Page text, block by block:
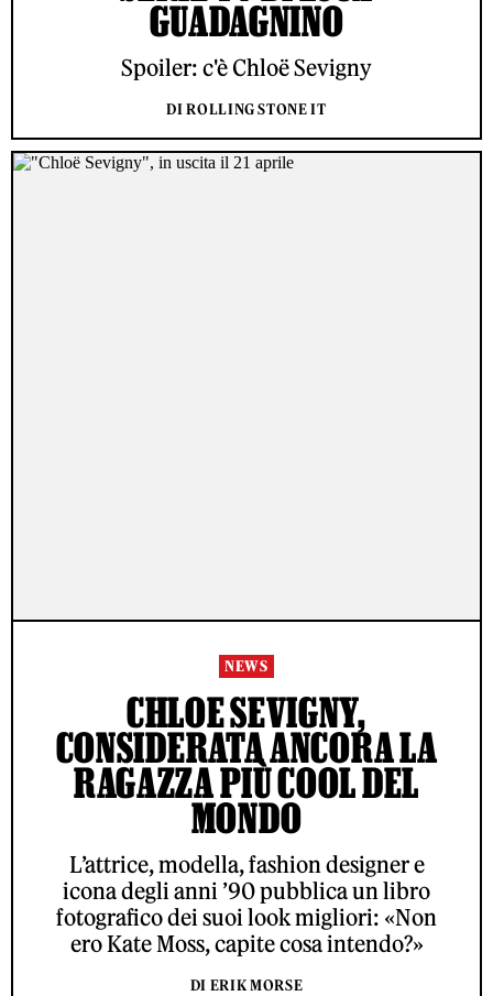
GUADAGNINO
Spoiler: c'è Chloë Sevigny
DI ROLLING STONE IT
NEWS
CHLOE SEVIGNY,
CONSIDERATA ANCORA LA
RAGAZZA PIÙ COOL DEL
MONDO
L’attrice, modella, fashion designer e
icona degli anni ’90 pubblica un libro
fotografico dei suoi look migliori: «Non
ero Kate Moss, capite cosa intendo?»
DI ERIK MORSE